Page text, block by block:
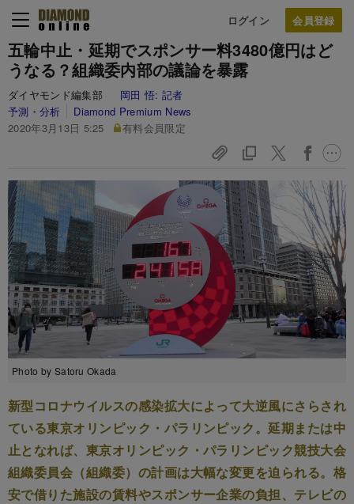
ログイン
五輪中止・延期でスポンサー料3480億円はど
うなる？組織委内部の議論を暴露
ダイヤモンド編集部 岡田 悟: 記者
予測・分析
Diamond Premium News
2020年3月13日 5:25
有料会員限定
Photo by Satoru Okada
新型コロナウイルスの感染拡大によって大逆風にさらされ
ている東京オリンピック・パラリンピック。延期または中
止となれば、東京オリンピック・パラリンピック競技大会
組織委員会（組織委）の計画は大幅な変更を迫られる。格
安で借りた施設の賃料やスポンサー企業の負担、テレビの